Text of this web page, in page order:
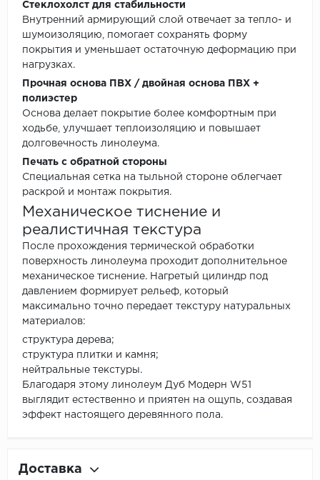
Стеклохолст для стабильности
Внутренний армирующий слой отвечает за тепло- и
шумоизоляцию, помогает сохранять форму
покрытия и уменьшает остаточную деформацию при
нагрузках.
Прочная основа ПВХ / двойная основа ПВХ +
полиэстер
Основа делает покрытие более комфортным при
ходьбе, улучшает теплоизоляцию и повышает
долговечность линолеума.
Печать с обратной стороны
Специальная сетка на тыльной стороне облегчает
раскрой и монтаж покрытия.
Механическое тиснение и
реалистичная текстура
После прохождения термической обработки
поверхность линолеума проходит дополнительное
механическое тиснение. Нагретый цилиндр под
давлением формирует рельеф, который
максимально точно передает текстуру натуральных
материалов:
структура дерева;
структура плитки и камня;
нейтральные текстуры.
Благодаря этому линолеум Дуб Модерн W51
выглядит естественно и приятен на ощупь, создавая
эффект настоящего деревянного пола.
Доставка